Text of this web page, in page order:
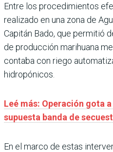
Entre los procedimientos
realizado en una zona de
Capitán Bado, que permitió
de producción marihuana
contaba con riego
hidropónicos.
Leé más: Operación gota
supuesta banda de
En el marco de estas